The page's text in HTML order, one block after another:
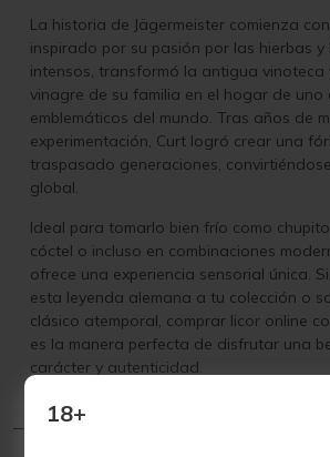
18+
La historia de Jägermeister comienza
inspirado por su pasión por las hierbas y
intensos, transformó la antigua vinoteca
vinagre de su familia en el hogar de uno
emblemáticos del mundo. Tras años de
experimentación, Curt logró crear una
traspasado generaciones,
global.
Ideal para tomarlo bien frío como
cóctel o incluso en combinaciones
ofrece una experiencia sensorial única.
esta leyenda alemana a tu colección o
clásico atemporal, comprar licor online
es la manera perfecta de disfrutar una
carácter y autenticidad.